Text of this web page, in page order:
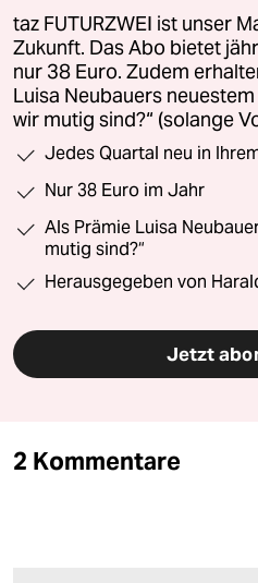
taz FUTURZWEI ist unser
Zukunft. Das Abo bietet
nur 38 Euro. Zudem
Luisa Neubauers neuestem
wir mutig sind?“ (solange
Jedes Quartal neu in
Nur 38 Euro im Jahr
Als Prämie Luisa
mutig sind?“
Herausgegeben von
Jetzt
2 Kommentare